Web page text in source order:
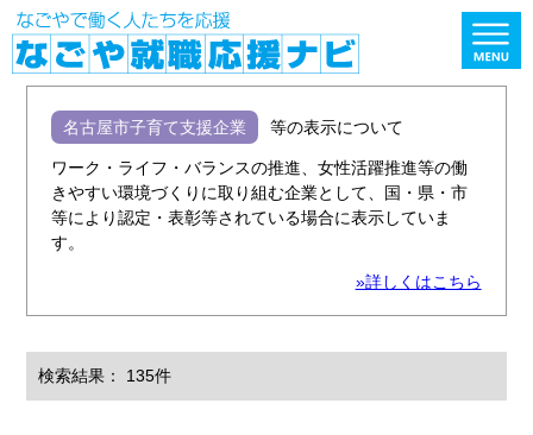
名古屋市子育て支援企業 等の表示について
ワーク・ライフ・バランスの推進、女性活躍推進等の働
きやすい環境づくりに取り組む企業として、国・県・市
等により認定・表彰等されている場合に表示していま
す。
»詳しくはこちら
検索結果： 135件